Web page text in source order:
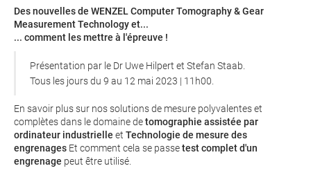
Des nouvelles de WENZEL Computer Tomography & Gear
Measurement Technology et...
... comment les mettre à l'épreuve !
Présentation par le Dr Uwe Hilpert et Stefan Staab.
Tous les jours du 9 au 12 mai 2023 | 11h00.
En savoir plus sur nos solutions de mesure polyvalentes et
complètes dans le domaine detomographie assistée par
ordinateur industrielle et Technologie de mesure des
engrenages Et comment cela se passetest complet d'un
engrenage peut être utilisé.